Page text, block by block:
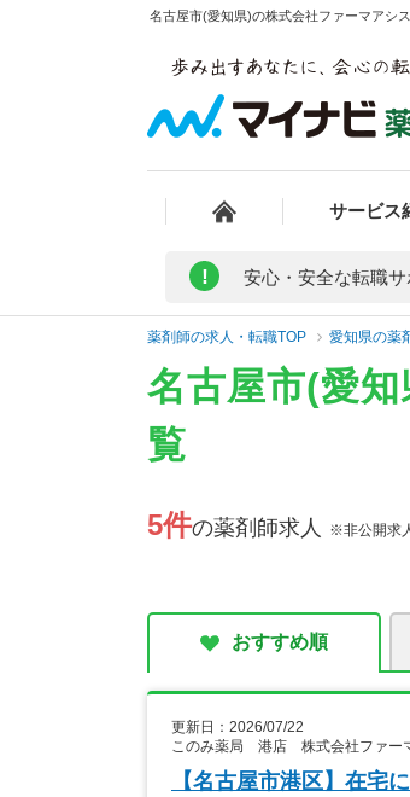
名古屋市(愛知県)の株式会社ファーマアシ
サービス
! 安心・安全な転職サ
薬剤師の求人・転職TOP 愛知県の薬
名古屋市(愛
覧
5件の薬剤師求人 ※非公開求
おすすめ順
更新日：2026/07/22
このみ薬局 港店 株式会社ファー
【名古屋市港区】在宅